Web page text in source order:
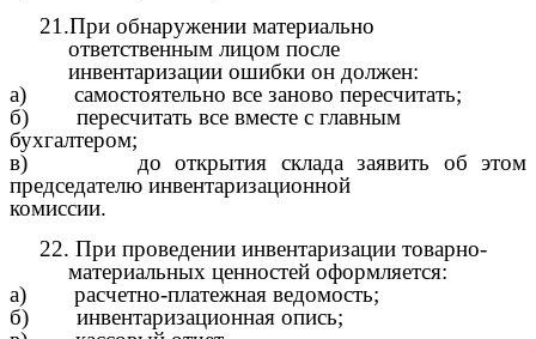
21.При обнаружении материально
ответственным лицом после
инвентаризации ошибки он должен:
а) самостоятельно все заново пересчитать;
б) пересчитать все вместе с главным
бухгалтером;
в) до открытия склада заявить об этом
председателю инвентаризационной
комиссии.
22. При проведении инвентаризации товарно-
материальных ценностей оформляется:
а) расчетно-платежная ведомость;
б) инвентаризационная опись;